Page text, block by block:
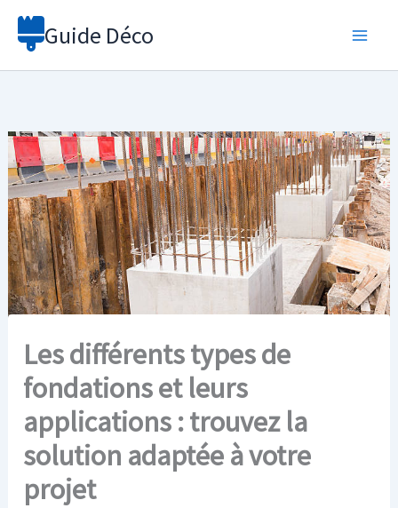
Aller
Guide Déco
Les différents types de
fondations et leurs
applications : trouvez la
solution adaptée à votre
projet